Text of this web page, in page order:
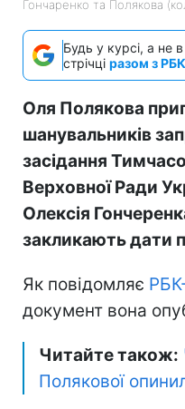
Гончаренко та Полякова
Будь у курсі, а не
стрічці разом з
Оля Полякова
шанувальників
засідання
Верховної Ради
Олексія
закликають дати
Як повідомляє
документ вона
Читайте також:
Полякової